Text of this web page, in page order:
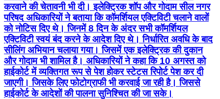
करवाने की चेतावनी भी दी। इलेक्ट्रिक शॉप और गोदाम सील नगर
परिषद अधिकारियों ने बताया कि कॉमर्शियल एक्टिविटी चलाने वालों
को नोटिस दिए थे। जिनमें 8 दिन के अंदर सभी कॉमर्शियल
एक्टिविटी स्वयं बंद करने के आदेश दिए थे। निर्धारित अवधि के बाद
सीलिंग अभियान चलाया गया। जिसमें एक इलेक्ट्रिक की दुकान
और गोदाम भी शामिल है। अधिकारियों ने कहा कि 10 अगस्त को
हाईकोर्ट में व्यक्तिगत रूप से पेश होकर स्टेटस रिपोर्ट पेश कर दी
जाएगी। जिसके लिए फोटोग्राफी भी करवाई जा रही है। जिससे
हाईकोर्ट के आदेशों की पालना सुनिश्चित की जा सके।